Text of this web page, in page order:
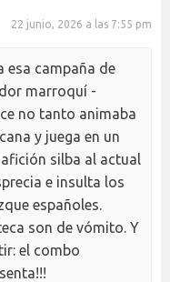
22 junio, 2026 a las 7:55 pm
esa campaña de
marroquí -
no tanto animaba
y juega en un
silba al actual
e insulta los
españoles.
son de vómito. Y
el combo